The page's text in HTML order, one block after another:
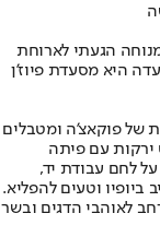
הגעתי לארוחת
היא מסעדת פיוז'ן
של פוקאצ'ה ומטבלים
ירקות עם פיתה
עוף שבושל במשך 60 שעות על לחם עבודת יד,
ביופיו וטעים להפליא.
לאוהבי הדגים ובשר